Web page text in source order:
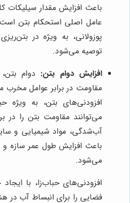
عامل اصلی استحکام بتن
پوزولانی، به ویژه در
توصیه می‌شود.
افزایش دوام بتن: دوام
مقاومت در برابر عوامل
افزودنی‌های بتن، به ویژه
می‌توانند مقاومت بتن را در
آب‌شدگی، مواد شیمیایی و
باعث افزایش طول عمر سازه
می‌شود.
افزودنی‌های حباب‌زا، با
فضایی را برای انبساط آب در